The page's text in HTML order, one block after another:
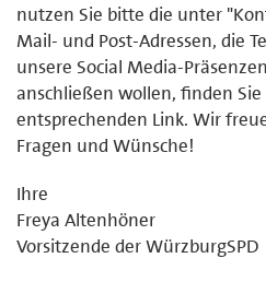
nutzen Sie bitte die unter
Mail- und Post-Adressen, die
unsere Social Media-
anschließen wollen, finden
entsprechenden Link. Wir
Fragen und Wünsche!
Ihre
Freya Altenhöner
Vorsitzende der WürzburgSPD